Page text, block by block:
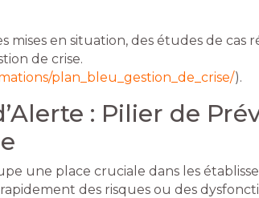
mises en situation, des études de cas
de crise.
plan_bleu_gestion_de_crise/).
: Pilier de
une place cruciale dans les
des risques ou des